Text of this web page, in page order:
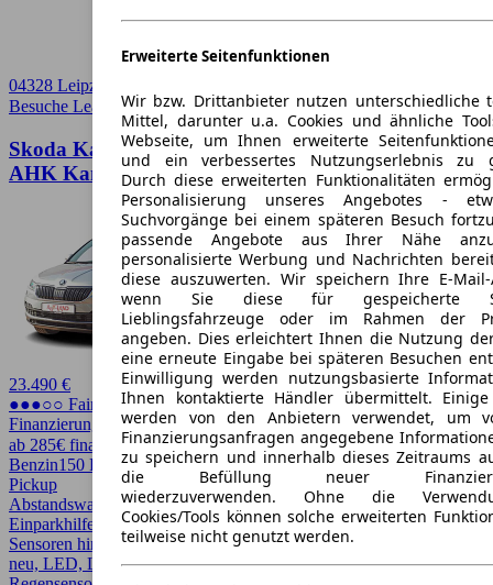
Erweiterte Seitenfunktionen
Wir bzw. Drittanbieter nutzen unterschiedliche
Mittel, darunter u.a. Cookies und ähnliche
Webseite, um Ihnen erweiterte
und ein verbessertes Nutzungserlebnis zu
Durch diese erweiterten Funktionalitäten
Personalisierung unseres Angebotes -
Suchvorgänge bei einem späteren Besuch
passende Angebote aus Ihrer Nähe
personalisierte Werbung und Nachrichten
diese auszuwerten. Wir speichern Ihre E-Mail-
wenn Sie diese für gespeicherte
Lieblingsfahrzeuge oder im Rahmen der
angeben. Dies erleichtert Ihnen die Nutzung
eine erneute Eingabe bei späteren Besuchen
Einwilligung werden nutzungsbasierte
Ihnen kontaktierte Händler übermittelt. Einige
werden von den Anbietern verwendet, um
Finanzierungsanfragen angegebene
zu speichern und innerhalb dieses Zeitraums
die Befüllung neuer
wiederzuverwenden. Ohne die
Cookies/Tools können solche erweiterten
teilweise nicht genutzt werden.
04328 Leipzig
Besuche Leasingmarkt➚
Skoda Karoq 1.5 TSI ACT Style LED Navi ACC
AHK Kamera
23.490 €
●●●○○ Fairer Preis
Finanzierung möglich
ab 285€ finanzieren ↗
Benzin150 PS (110 kW)84.454 kmEZ 03/2022 AutomatikSUV /
Pickup
Abstandswarner, AHK, Android Auto, Apple CarPlay, CarPlay,
Einparkhilfe, Einparkhilfe selbstlenkendes System, Einparkhilfe
Sensoren hinten, Einparkhilfe Sensoren vorne, Garantie, HU/AU
neu, LED, LED-Scheinwerfer, Lichtsensor, Lordosenstütze,